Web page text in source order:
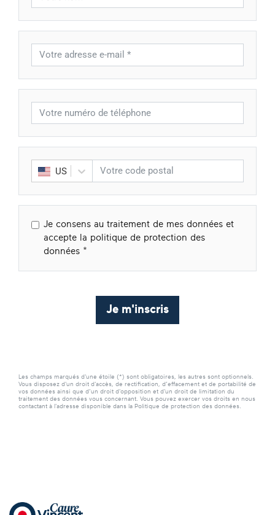
US
Je consens au traitement de mes données et
accepte la politique de protection des
données
Je m'inscris
Les champs marqués d'une étoile (*) sont obligatoires, les autres sont optionnels.
Vous disposez d'un droit d'accès, de rectification, d’effacement et de portabilité de
vos données ainsi que d’un droit d'opposition et d'un droit de limitation du
traitement des données vous concernant. Vous pouvez exercer vos droits en nous
contactant à l'adresse disponible dans la Politique de protection des données.